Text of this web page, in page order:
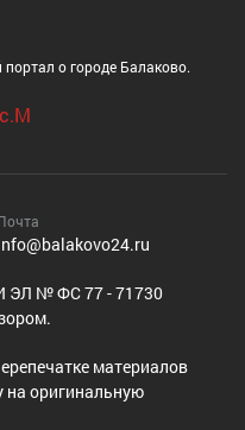
о городе Балаково.
ЭЛ № ФС 77 - 71730
материалов
на оригинальную